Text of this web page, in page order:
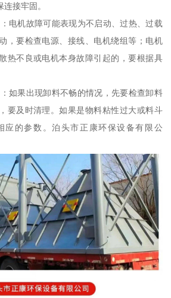
接牢固。
故障可能表现为不启动、过热、过载
，要检查电源、接线、电机绕组等；电机
热不良或电机本身故障引起的，要根据具
出现卸料不畅的情况，先要检查卸料
要及时清理。如果是物料粘性过大或料斗
应的参数。泊头市正康环保设备有限公